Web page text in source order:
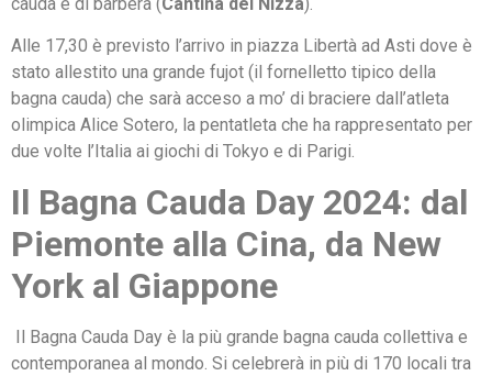
Alle 17,30 è previsto l’arrivo in piazza Libertà ad Asti dove è
stato allestito una grande fujot (il fornelletto tipico della
bagna cauda) che sarà acceso a mo’ di braciere dall’atleta
olimpica Alice Sotero, la pentatleta che ha rappresentato per
due volte l’Italia ai giochi di Tokyo e di Parigi.
Il Bagna Cauda Day 2024: dal
Piemonte alla Cina, da New
York al Giappone
Il Bagna Cauda Day è la più grande bagna cauda collettiva e
contemporanea al mondo. Si celebrerà in più di 170 locali tra